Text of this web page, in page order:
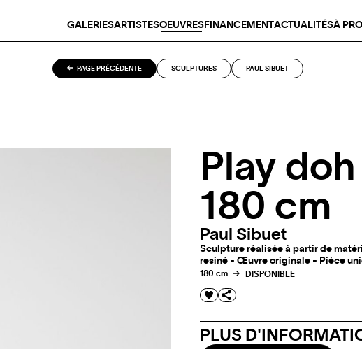
GALERIESARTISTESOEUVRESFINANCEMENTACTUALITÉSÀ
PAGE PRÉCÉDENTE SCULPTURES PAUL SIBUET
Play
180 cm
Paul Sibuet
Sculpture réalisée à partir de
resiné - Œuvre originale - Pièce
180 cm DISPONIBLE
PLUS